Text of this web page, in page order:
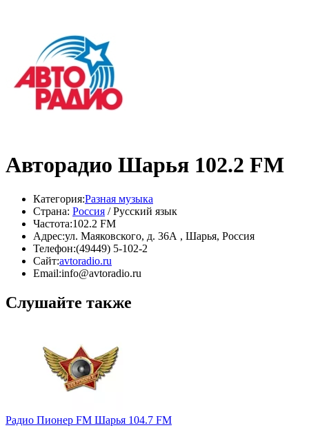
Авторадио Шарья 102.2 FM
Категория:Разная музыка
Страна: Россия / Русский язык
Частота:102.2 FM
Адрес:ул. Маяковского, д. 36А , Шарья, Россия
Телефон:(49449) 5-102-2
Сайт:avtoradio.ru
Email:info@avtoradio.ru
Слушайте также
Радио Пионер FM Шарья 104.7 FM